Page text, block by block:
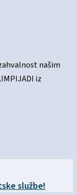
našim
iz
službe!